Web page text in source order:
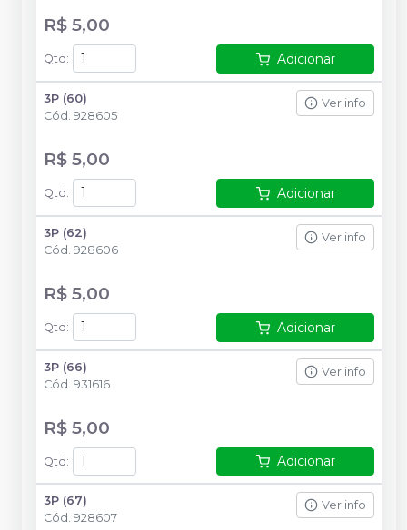
R$ 5,00
Qtd : Adicionar
3P (60)
Cód. 928605
Ver info
R$ 5,00
Qtd : Adicionar
3P (62)
Cód. 928606
Ver info
R$ 5,00
Qtd : Adicionar
3P (66)
Cód. 931616
Ver info
R$ 5,00
Qtd: Adicionar
3P (67)
Cód. 928607
Ver info